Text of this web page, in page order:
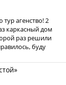
агенство! 2
каркасный дом
раз решили
буду